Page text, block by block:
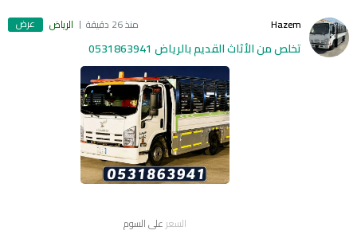
Hazem منذ 26 دقيقة الرياض عرض
تخلص من الأثاث القديم بالرياض 0531863941
السعر على السوم